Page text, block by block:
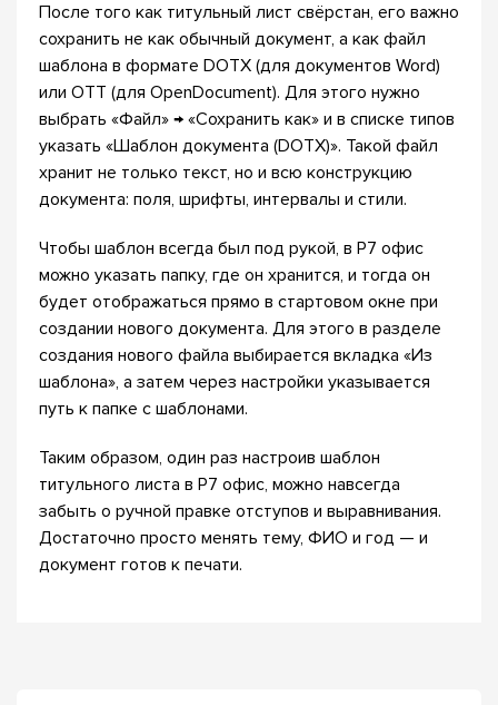
После того как титульный лист свёрстан, его важно
сохранить не как обычный документ, а как файл
шаблона в формате DOTX (для документов Word)
или OTT (для OpenDocument). Для этого нужно
выбрать «Файл» → «Сохранить как» и в списке типов
указать «Шаблон документа (DOTX)». Такой файл
хранит не только текст, но и всю конструкцию
документа: поля, шрифты, интервалы и стили.
Чтобы шаблон всегда был под рукой, в Р7 офис
можно указать папку, где он хранится, и тогда он
будет отображаться прямо в стартовом окне при
создании нового документа. Для этого в разделе
создания нового файла выбирается вкладка «Из
шаблона», а затем через настройки указывается
путь к папке с шаблонами.
Таким образом, один раз настроив шаблон
титульного листа в Р7 офис, можно навсегда
забыть о ручной правке отступов и выравнивания.
Достаточно просто менять тему, ФИО и год — и
документ готов к печати.